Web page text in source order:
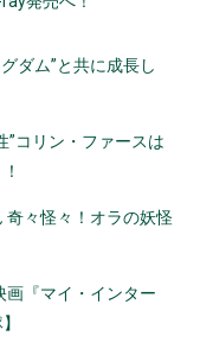
ダム”と共に成長し
”コリン・ファースは
奇々怪々！オラの妖怪
画『マイ・インター